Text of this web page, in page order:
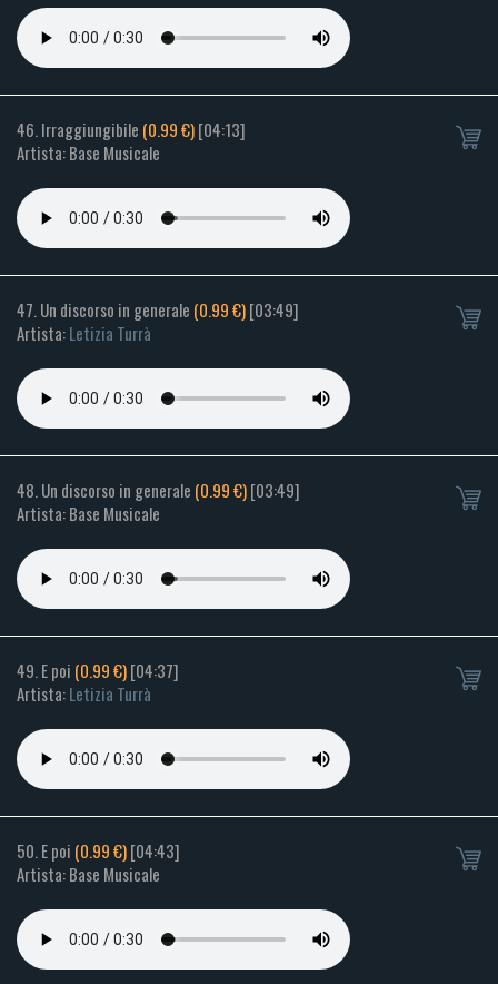
46. Irraggiungibile (0.99 €)[04:13]
Artista: Base Musicale
47. Un discorso in generale (0.99 €)[03:49]
Artista:Letizia Turrà
48. Un discorso in generale (0.99 €)[03:49]
Artista: Base Musicale
49. E poi (0.99 €)[04:37]
Artista:Letizia Turrà
50. E poi (0.99 €)[04:43]
Artista: Base Musicale